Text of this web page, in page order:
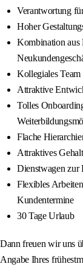
Verantwortung
Hoher
Kombination aus
Kollegiales Team
Attraktive
Tolles
Flache
Attraktives
Dienstwagen zur
Flexibles
Kundentermine
30 Tage Urlaub
Dann freuen wir uns
Angabe Ihres